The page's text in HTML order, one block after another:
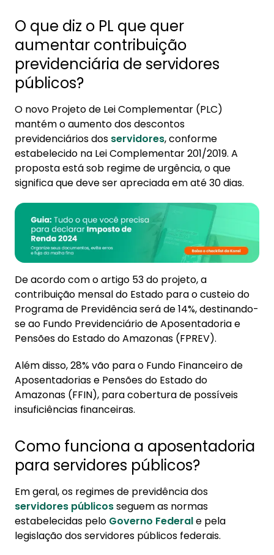
O que diz o PL que quer
aumentar contribuição
previdenciária de servidores
públicos?
O novo Projeto de Lei Complementar (PLC)
mantém o aumento dos descontos
previdenciários dos servidores, conforme
estabelecido na Lei Complementar 201/2019. A
proposta está sob regime de urgência, o que
significa que deve ser apreciada em até 30 dias.
De acordo com o artigo 53 do projeto, a
contribuição mensal do Estado para o custeio do
Programa de Previdência será de 14%, destinando-
se ao Fundo Previdenciário de Aposentadoria e
Pensões do Estado do Amazonas (FPREV).
Além disso, 28% vão para o Fundo Financeiro de
Aposentadorias e Pensões do Estado do
Amazonas (FFIN), para cobertura de possíveis
insuficiências financeiras.
Como funciona a aposentadoria
para servidores públicos?
Em geral, os regimes de previdência dos
servidores públicosseguem as normas
estabelecidas pelo Governo Federale pela
legislação dos servidores públicos federais.